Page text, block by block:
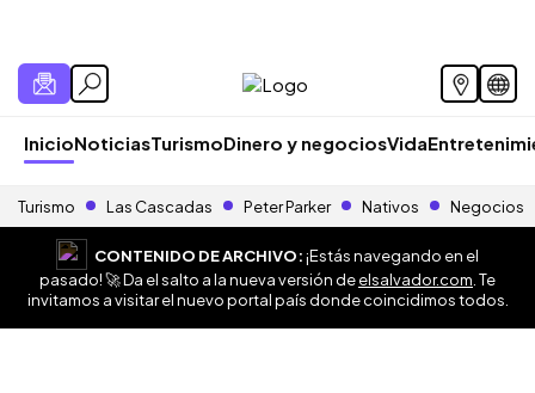
InicioNoticiasTurismoDinero y negociosVida
Turismo Las Cascadas Peter Parker Nativos Negocios
CONTENIDO DE ARCHIVO:¡Estás navegando en el
pasado! 🚀 Da el salto a la nueva versión deelsalvador.com . Te
invitamos a visitar el nuevo portal país donde coincidimos todos.